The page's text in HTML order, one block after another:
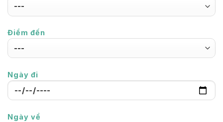
Điểm đến
Ngày đi
Ngày về